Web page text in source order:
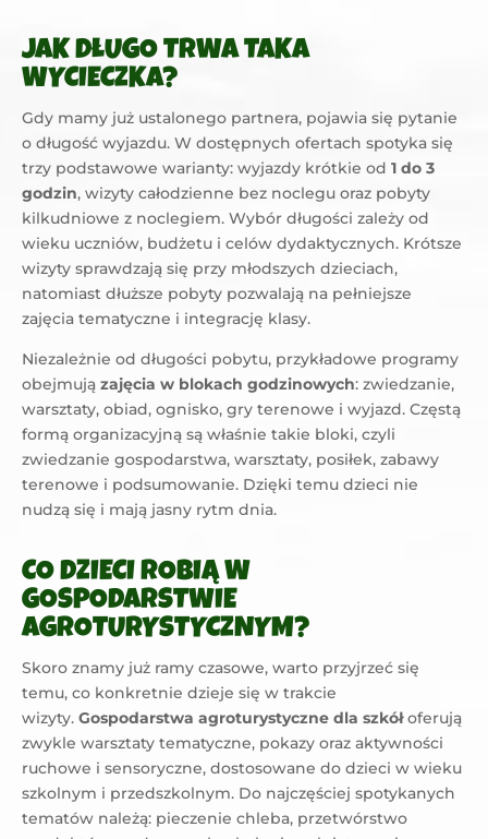
JAK DŁUGO TRWA TAKA
WYCIECZKA?
Gdy mamy już ustalonego partnera, pojawia się pytanie
o długość wyjazdu. W dostępnych ofertach spotyka się
trzy podstawowe warianty: wyjazdy krótkie od 1 do 3
godzin, wizyty całodzienne bez noclegu oraz pobyty
kilkudniowe z noclegiem. Wybór długości zależy od
wieku uczniów, budżetu i celów dydaktycznych. Krótsze
wizyty sprawdzają się przy młodszych dzieciach,
natomiast dłuższe pobyty pozwalają na pełniejsze
zajęcia tematyczne i integrację klasy.
Niezależnie od długości pobytu, przykładowe programy
obejmują zajęcia w blokach godzinowych: zwiedzanie,
warsztaty, obiad, ognisko, gry terenowe i wyjazd. Częstą
formą organizacyjną są właśnie takie bloki, czyli
zwiedzanie gospodarstwa, warsztaty, posiłek, zabawy
terenowe i podsumowanie. Dzięki temu dzieci nie
nudzą się i mają jasny rytm dnia.
CO DZIECI ROBIĄ W
GOSPODARSTWIE
AGROTURYSTYCZNYM?
Skoro znamy już ramy czasowe, warto przyjrzeć się
temu, co konkretnie dzieje się w trakcie
wizyty. Gospodarstwa agroturystyczne dla szkółoferują
zwykle warsztaty tematyczne, pokazy oraz aktywności
ruchowe i sensoryczne, dostosowane do dzieci w wieku
szkolnym i przedszkolnym. Do najczęściej spotykanych
tematów należą: pieczenie chleba, przetwórstwo